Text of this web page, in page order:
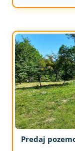
Predaj